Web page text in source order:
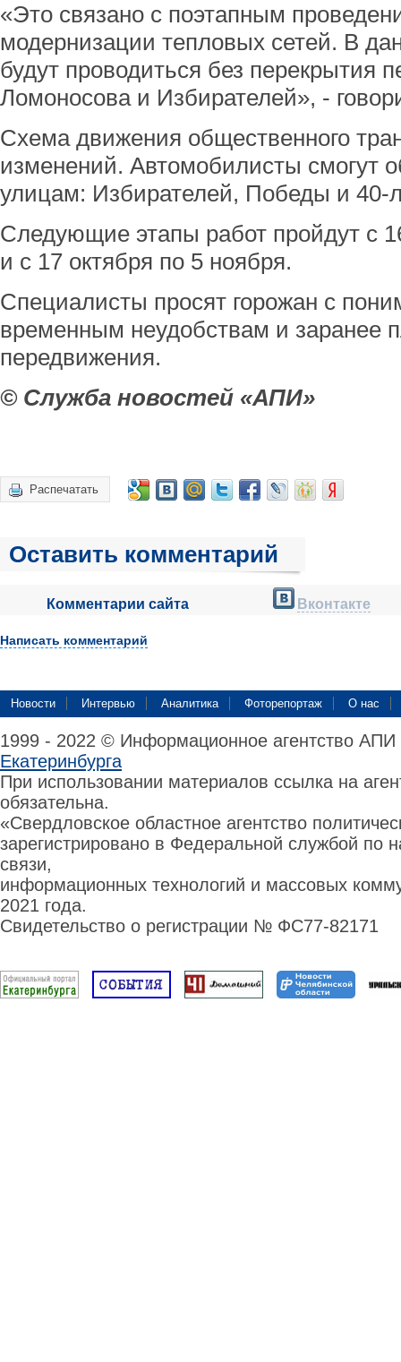
«Это связано с поэтапным
модернизации тепловых сетей. В
будут проводиться без перекрытия
Ломоносова и Избирателей», -
Схема движения общественного
изменений. Автомобилисты смогут
улицам: Избирателей, Победы и 40-
Следующие этапы работ пройдут с
и с 17 октября по 5 ноября.
Специалисты просят горожан с
временным неудобствам и заранее
передвижения.
© Служба новостей «АПИ»
Распечатать
Оставить комментарий
Комментарии сайта Вконтакте
Написать комментарий
Новости Интервью Аналитика Фоторепортаж О нас
1999 - 2022 © Информационное агентство
Екатеринбурга
При использовании материалов ссылка на
обязательна.
«Свердловское областное агентство
зарегистрировано в Федеральной службой по
связи,
информационных технологий и массовых
2021 года.
Свидетельство о регистрации № ФС77-82171